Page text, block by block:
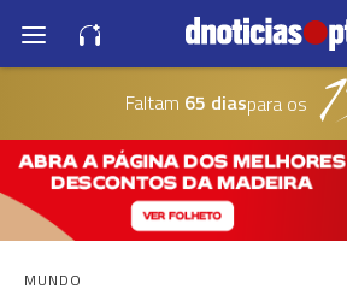
Faltam 65 diaspara os
MUNDO